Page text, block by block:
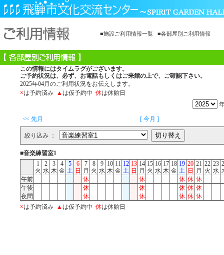
■施設ご利用情報一覧 ■各部屋別ご利用情報
この情報にはタイムラグがございます。
ご予約状況は、必ず、お電話もしくはご来館の上で、ご確認下さい。
2025年04月のご利用状況をお伝えします。
×は予約済み ▲は仮予約中 休は休館日
<< 先月 [ 今月 ]
絞り込み ：
■音楽練習室1
1
火
2
水
3
木
4
金
5
土
6
日
7
月
8
火
9
水
10
木
11
金
12
土
13
日
14
月
15
火
16
水
17
木
18
金
19
土
20
日
21
月
22
火
23
水
午前
休 休 休 休 休
午後
休 休 休 休 休
夜間
休 休 休 休 休
×は予約済み ▲は仮予約中 休は休館日